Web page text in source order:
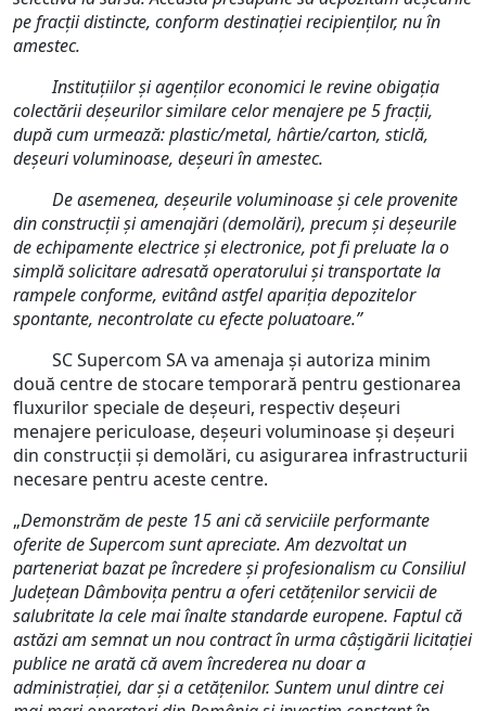
pe fracții distincte, conform destinației recipienților, nu în
amestec.
Instituțiilor și agenților economici le revine obigația
colectării deșeurilor similare celor menajere pe 5 fracții,
după cum urmează: plastic/metal, hârtie/carton, sticlă,
deșeuri voluminoase, deșeuri în amestec.
De asemenea, deșeurile voluminoase și cele provenite
din construcții și amenajări (demolări), precum și deșeurile
de echipamente electrice și electronice, pot fi preluate la o
simplă solicitare adresată operatorului și transportate la
rampele conforme, evitând astfel apariția depozitelor
spontante, necontrolate cu efecte poluatoare.”
SC Supercom SA va amenaja și autoriza minim
două centre de stocare temporară pentru gestionarea
fluxurilor speciale de deșeuri, respectiv deșeuri
menajere periculoase, deșeuri voluminoase și deșeuri
din construcții și demolări, cu asigurarea infrastructurii
necesare pentru aceste centre.
„Demonstrăm de peste 15 ani că serviciile performante
oferite de Supercom sunt apreciate. Am dezvoltat un
parteneriat bazat pe încredere și profesionalism cu Consiliul
Județean Dâmbovița pentru a oferi cetățenilor servicii de
salubritate la cele mai înalte standarde europene. Faptul că
astăzi am semnat un nou contract în urma câștigării licitației
publice ne arată că avem încrederea nu doar a
administrației, dar și a cetățenilor. Suntem unul dintre cei